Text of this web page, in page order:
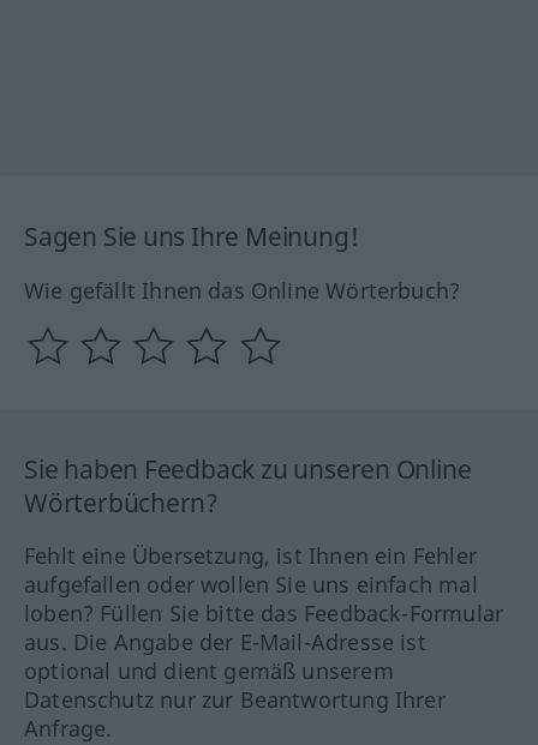
Sagen Sie uns Ihre Meinung!
Wie gefällt Ihnen das Online Wörterbuch?
Sie haben Feedback zu unseren Online
Wörterbüchern?
Fehlt eine Übersetzung, ist Ihnen ein Fehler
aufgefallen oder wollen Sie uns einfach mal
loben? Füllen Sie bitte das Feedback-Formular
aus. Die Angabe der E-Mail-Adresse ist
optional und dient gemäß unserem
Datenschutz nur zur Beantwortung Ihrer
Anfrage.